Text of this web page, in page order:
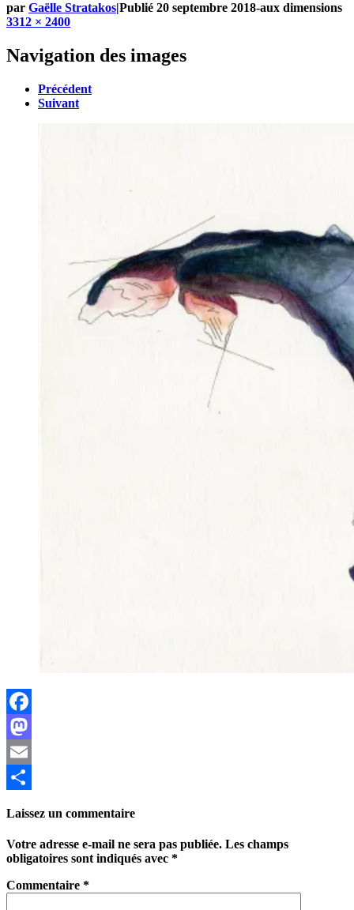
par Gaëlle Stratakos|Publié 20 septembre 2018-aux dimensions
3312 × 2400
Navigation des images
Précédent
Suivant
Facebook
Mastodon
Email
Laissez un commentaire
Votre adresse e-mail ne sera pas publiée. Les champs
obligatoires sont indiqués avec *
Commentaire *